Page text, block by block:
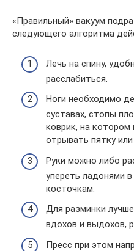
«Правильный» вакуум
следующего алгоритма
Лечь на спину,
расслабиться.
Ноги необходимо
суставах, стопы
коврик, на котором
отрывать пятку
Руки можно либо
упереть ладонями
косточкам.
Для разминки
вдохов и выдохов,
Пресс при этом